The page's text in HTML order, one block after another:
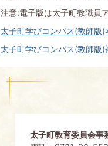
注意:電子版は太子町教職員
太子町学びコンパス(教師版
太子町学びコンパス(教師版
太子町教育委員会事